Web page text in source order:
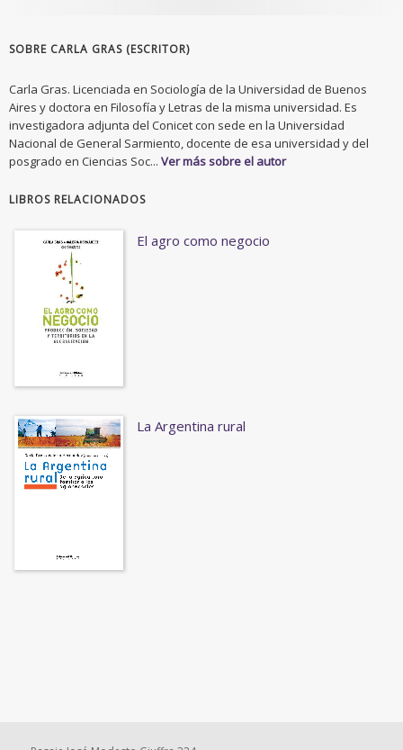
SOBRE CARLA GRAS (ESCRITOR)
Carla Gras. Licenciada en Sociología de la Universidad de Buenos
Aires y doctora en Filosofía y Letras de la misma universidad. Es
investigadora adjunta del Conicet con sede en la Universidad
Nacional de General Sarmiento, docente de esa universidad y del
posgrado en Ciencias Soc... Ver más sobre el autor
LIBROS RELACIONADOS
El agro como negocio
La Argentina rural